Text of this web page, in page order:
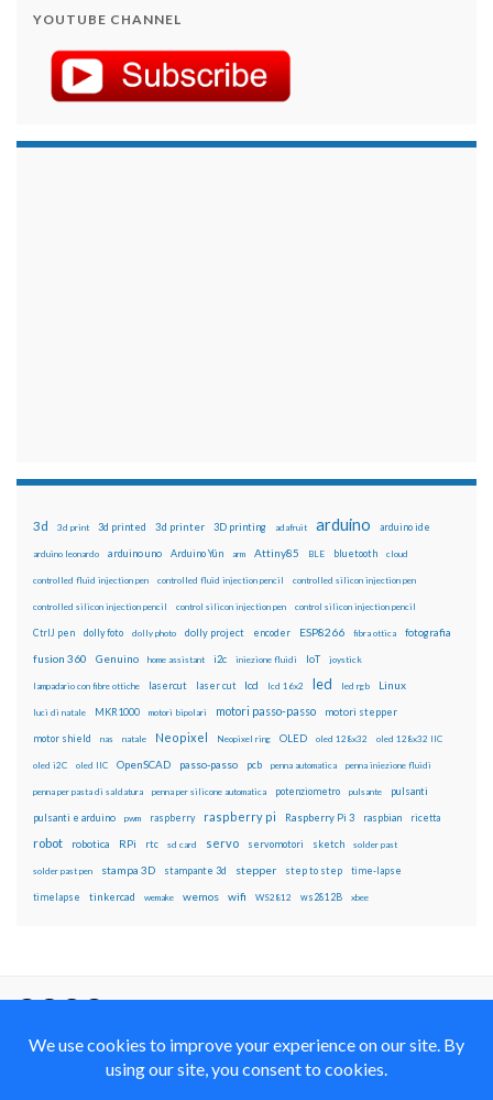
YOUTUBE CHANNEL
3d 3d print 3d printed 3d printer 3D printing adafruit arduino arduino ide
arduino leonardo arduino uno Arduino Yún arm Attiny85 BLE bluetooth cloud
controlled fluid injection pen controlled fluid injection pencil controlled silicon injection pen
controlled silicon injection pencil control silicon injection pen control silicon injection pencil
CtrlJ pen dolly foto dolly photo dolly project encoder ESP8266 fibra ottica fotografia
fusion 360 Genuino home assistant i2c iniezione fluidi IoT joystick
lampadario con fibre ottiche lasercut laser cut lcd lcd 16x2 led led rgb Linux
luci di natale MKR1000 motori bipolari motori passo-passo motori stepper
motor shield nas natale Neopixel Neopixel ring OLED oled 128x32 oled 128x32 IIC
oled i2C oled IIC OpenSCAD passo-passo pcb penna automatica penna iniezione fluidi
penna per pasta di saldatura penna per silicone automatica potenziometro pulsante pulsanti
pulsanti e arduino pwm raspberry raspberry pi Raspberry Pi 3 raspbian ricetta
robot robotica RPi rtc sd card servo servomotori sketch solder past
solder past pen stampa 3D stampante 3d stepper step to step time-lapse
timelapse tinkercad wemake wemos wifi WS2812 ws2812B xbee
con Licenza
Creative Commons Attribution Non commercial Share
Alike 4.0 International